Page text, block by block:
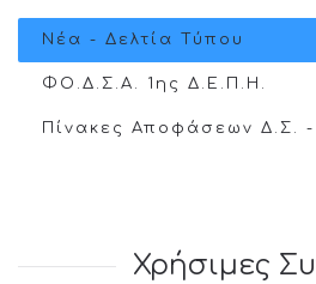
Νέα - Δελτία Τύπου
ΦΟ.Δ.Σ.Α. 1ης Δ.Ε.Π.Η.
Πίνακες Αποφάσεων Δ.Σ. -
Χρήσιμες